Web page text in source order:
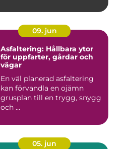
09. jun
Asfaltering: Hållbara ytor
för uppfarter, gårdar och
vägar
En väl planerad asfaltering
kan förvandla en ojämn
grusplan till en trygg, snygg
och ...
05. jun